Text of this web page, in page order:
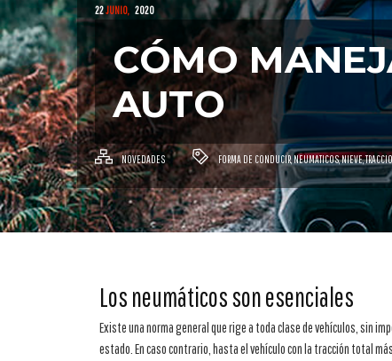
22JUNIO, 2020
CÓMO
AUTO
NOVEDADES FORMA DE CONDUCIR,NEUMATICOS,NIEVE,
Los neumáticos son esenciales
Existe una norma general que rige a toda clase de vehículos, sin
estado. En caso contrario, hasta el vehículo con la tracción total